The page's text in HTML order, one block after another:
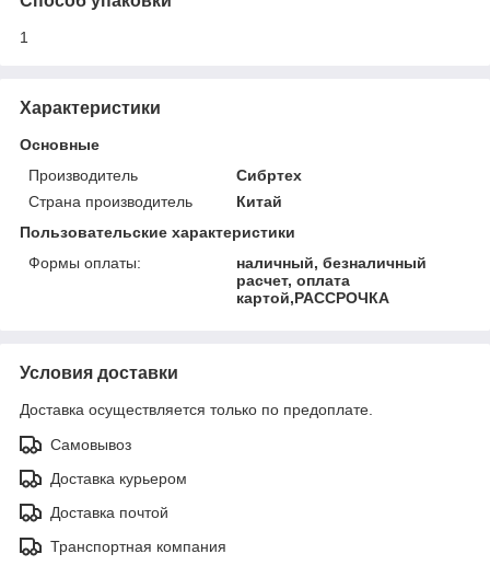
1
Характеристики
Основные
Производитель
Сибртех
Страна производитель
Китай
Пользовательские характеристики
Формы оплаты:
наличный, безналичный
расчет, оплата
картой,РАССРОЧКА
Условия доставки
Доставка осуществляется только по предоплате.
Самовывоз
Доставка курьером
Доставка почтой
Транспортная компания